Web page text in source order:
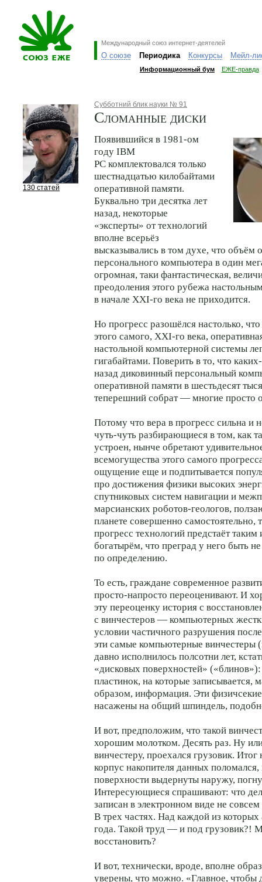
Международный союз интернет-деятелей
О союзе Периодика Конкурсы Мейл-
Информационный бум ЕЖЕ-правда
130 статей
Субботний блик науки № 91
Сломанные диски
Появившийся в 1981-ом
году IBM
PC комплектовался только
шестнадцатью килобайтами
оперативной памяти.
Буквально три десятка лет
назад, некоторые
«эксперты» от технологий
вполне всерьёз
высказывались в том духе, что объём
персонального компьютера в один
огромная, таки фантастическая,
преодоления этого рубежа
в начале XXI-го века не приходится.
Но прогресс разошёлся настолько, что
этого самого, XXI-го века,
настольной компьютерной системы
гигабайтами. Поверить в то, что
назад диковинный персональный
оперативной памяти в шестьдесят
теперешний собрат — многие просто
Потому что вера в прогресс сильна и
чуть-чуть разбирающиеся в том, как
устроен, нынче обретают
всемогущества этого самого
ощущение еще и подпитывается
про достижения физики высоких
спутниковых систем навигации и
марсианских роботов-геологов,
планете совершенно
прогресс технологий предстаёт
богатырём, что преград у него быть
по определению.
То есть, граждане современное
просто-напросто переоценивают. И
эту переоценку история с
с винчестеров — компьютерных
условии частичного разрушения
эти самые компьютерные винчестеры
давно исполнилось полсотни лет,
«дисковых поверхностей»
пластинок, на которые записывается,
образом, информация. Эти
насажены на общий шпиндель,
И вот, предположим, что такой
хорошим молотком. Десять раз. Ну
винчестеру, проехался грузовик.
корпус накопителя данных
поверхности выдернуты наружу,
Интересующиеся спрашивают: что
записан в электронном виде не
В трех частях. Над каждой из которых
года. Такой труд — и под грузовик?!
восстановить?
И вот, технически, вроде, вполне
уверены, что можно. «Главное, чтобы